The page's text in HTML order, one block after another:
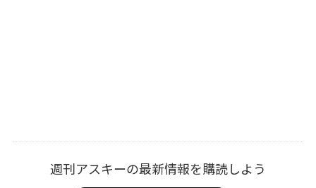
週刊アスキーの最新情報を購読しよう